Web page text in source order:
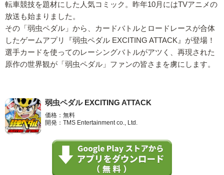
転車競技を題材にした人気コミック。昨年10月にはTVアニメの
放送も始まりました。
その「弱虫ペダル」から、カードバトルとロードレースが合体
したゲームアプリ『弱虫ペダル EXCITING ATTACK』が登場！
選手カードを使ってのレーシングバトルがアツく、再現された
原作の世界観が「弱虫ペダル」ファンの皆さまを虜にします。
弱虫ペダル EXCITING ATTACK
価格：無料
開発：TMS Entertainment co., Ltd.